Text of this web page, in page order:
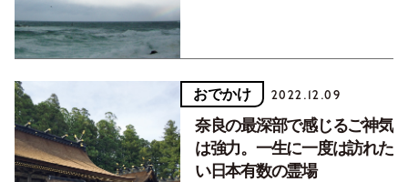
おでかけ 2022.12.09
奈良の最深部で感じるご神気
は強力。一生に一度は訪れた
い日本有数の霊場